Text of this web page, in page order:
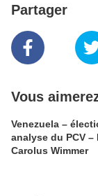
Partager
Vous
Venezuela –
analyse du PCV –
Carolus Wimmer